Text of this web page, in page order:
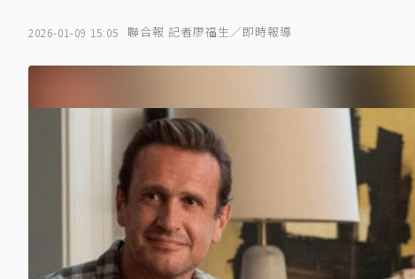
2026-01-09 15:05 聯合報 記者廖福生／即時報導